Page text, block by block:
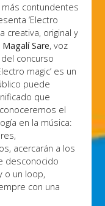
contundentes
‘Electro
creativa, original y
Magalí Sare, voz
concurso
magic’ es un
puede
que
el
en la música:
acercarán a los
desconocido
o un loop,
con una